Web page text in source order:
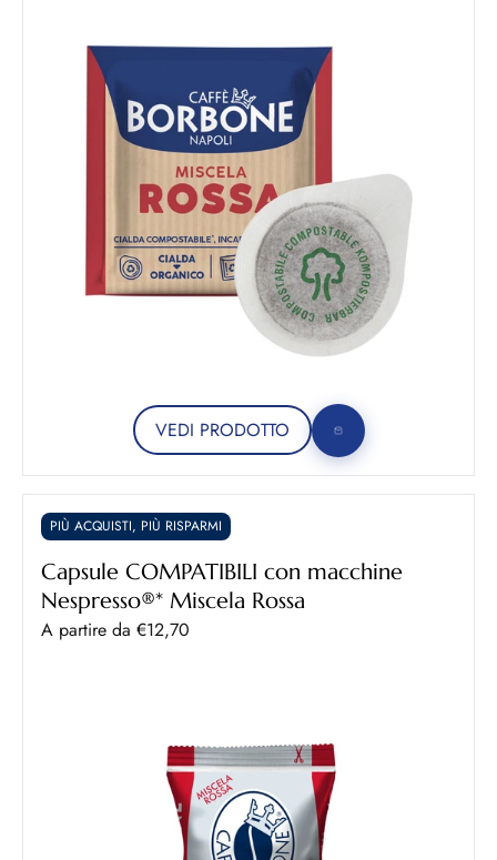
VEDI PRODOTTO
PIÙ ACQUISTI, PIÙ RISPARMI
Capsule COMPATIBILI con macchine
Nespresso®* Miscela Rossa
Prezzo scontato
A partire da €12,70